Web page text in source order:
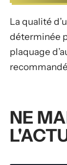
La qualité
déterminée
plaquage
NE